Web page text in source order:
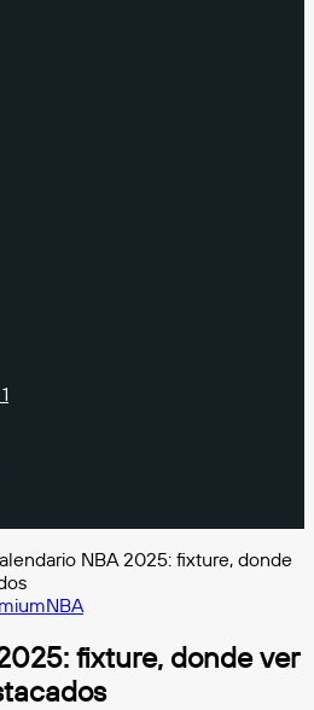
NBA 2025: fixture, donde
NBA
fixture, donde ver